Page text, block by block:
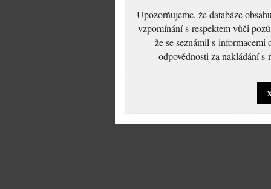
Upozorňujeme, že databáze
vzpomínání s respektem vůči
že se seznámil s
odpovědnosti za nakládání